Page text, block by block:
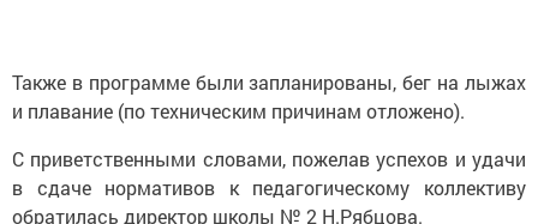
Также в программе были запланированы, бег на лыжах
и плавание (по техническим причинам отложено).
С приветственными словами, пожелав успехов и удачи
в сдаче нормативов к педагогическому коллективу
обратилась директор школы № 2 Н.Рябцова.